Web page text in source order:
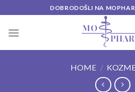
to
content
DOBRODOŠLI NA
HOME /